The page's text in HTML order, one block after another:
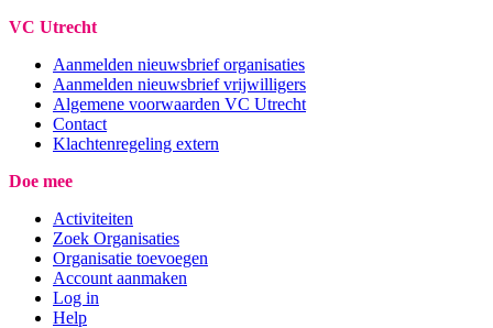
VC Utrecht
Aanmelden nieuwsbrief organisaties
Aanmelden nieuwsbrief vrijwilligers
Algemene voorwaarden VC Utrecht
Contact
Klachtenregeling extern
Doe mee
Activiteiten
Zoek Organisaties
Organisatie toevoegen
Account aanmaken
Log in
Help